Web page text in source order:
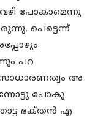
പോകാമെന്നു
പെട്ടെന്ന്
പറ
അ
പോകു​
ഭക്​തൻ എ